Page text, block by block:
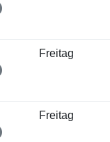
Freitag
Freitag